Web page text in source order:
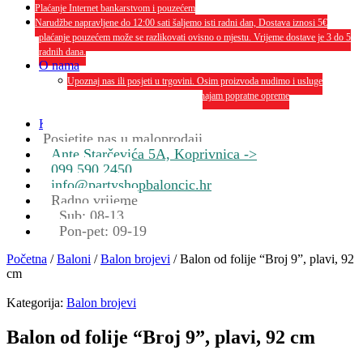
Plaćanje Internet bankarstvom i pouzećem
Narudžbe napravljene do 12:00 sati šaljemo isti radni dan, Dostava iznosi 5€
plaćanje pouzećem može se razlikovati ovisno o mjestu. Vrijeme dostave je 3 do 5
radnih dana.
O nama
Upoznaj nas ili posjeti u trgovini. Osim proizvoda nudimo i usluge
dekoriranja interijera i eksterija te najam popratne opreme
Kontakt
Posjetite nas u maloprodaji
Ante Starčevića 5A, Koprivnica ->
099 590 2450
info@partyshopbaloncic.hr
Radno vrijeme
Sub: 08-13
Pon-pet: 09-19
Početna /Baloni /Balon brojevi / Balon od folije “Broj 9”, plavi, 92
cm
Kategorija: Balon brojevi
Balon od folije “Broj 9”, plavi, 92 cm